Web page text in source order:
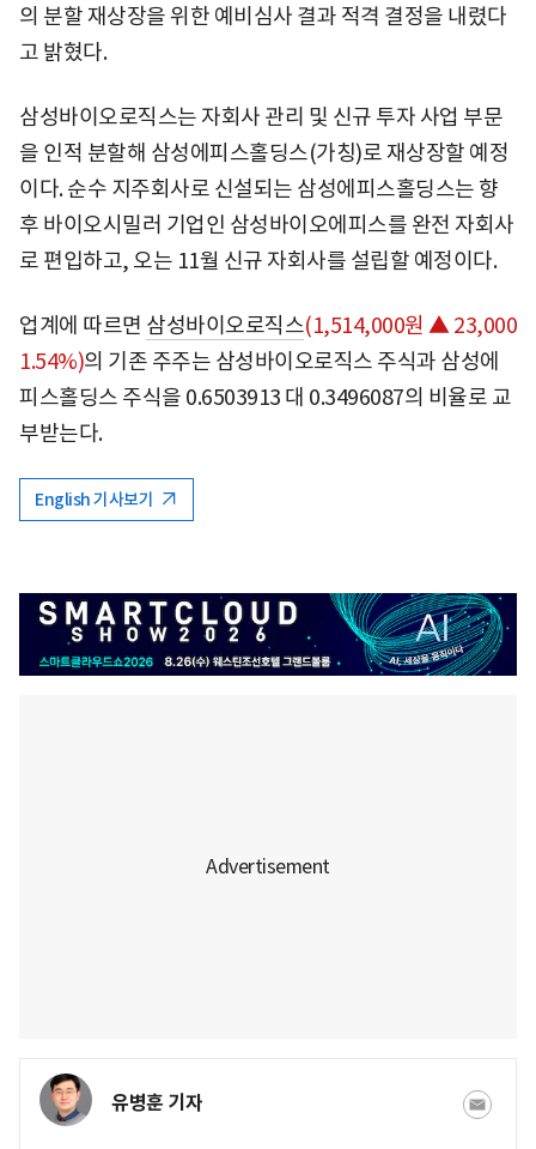
의 분할 재상장을 위한 예비심사 결과 적격 결정을 내렸다
고 밝혔다.
삼성바이오로직스는 자회사 관리 및 신규 투자 사업 부문
을 인적 분할해 삼성에피스홀딩스(가칭)로 재상장할 예정
이다. 순수 지주회사로 신설되는 삼성에피스홀딩스는 향
후 바이오시밀러 기업인 삼성바이오에피스를 완전 자회사
로 편입하고, 오는 11월 신규 자회사를 설립할 예정이다.
업계에 따르면 삼성바이오로직스(1,514,000원 ▲ 23,000
1.54%)의 기존 주주는 삼성바이오로직스 주식과 삼성에
피스홀딩스 주식을 0.6503913 대 0.3496087의 비율로 교
부받는다.
English 기사보기
유병훈 기자